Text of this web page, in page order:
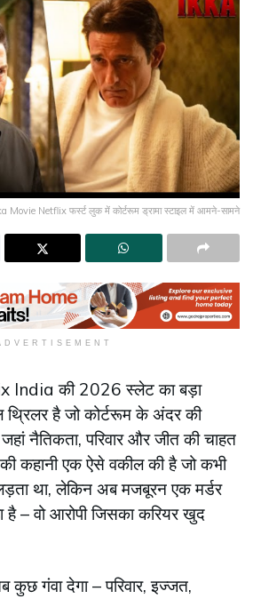
Movie Netflix फर्स्ट लुक में कोर्टरूम ड्रामा स्टाइल में आमने-सामने
India की 2026 स्लेट का बड़ा
थ्रिलर है जो कोर्टरूम के अंदर की
नैतिकता, परिवार और जीत की चाहत
कहानी एक ऐसे वकील की है जो कभी
था, लेकिन अब मजबूरन एक मर्डर
– वो आरोपी जिसका करियर खुद
कुछ गंवा देगा – परिवार, इज्जत,